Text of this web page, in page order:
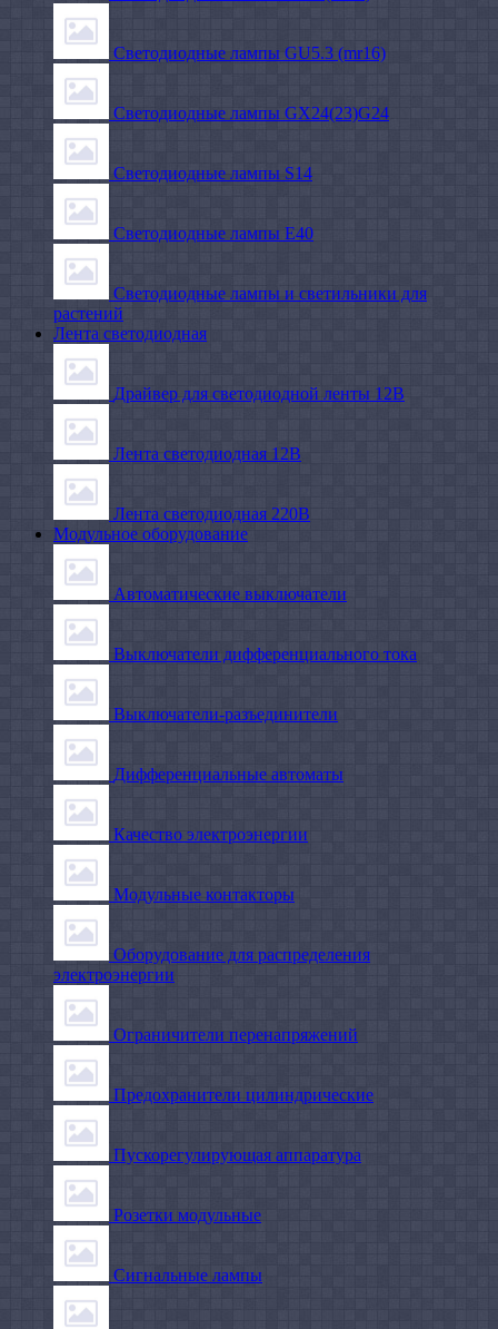
Светодиодные лампы GU5.3 (mr16)
Светодиодные лампы GX24(23)G24
Светодиодные лампы S14
Светодиодные лампы Е40
Светодиодные лампы и светильники для
растений
Лента светодиодная
Драйвер для светодиодной ленты 12В
Лента светодиодная 12В
Лента светодиодная 220В
Модульное оборудование
Автоматические выключатели
Выключатели дифференциального тока
Выключатели-разъединители
Дифференциальные автоматы
Качество электроэнергии
Модульные контакторы
Оборудование для распределения
электроэнергии
Ограничители перенапряжений
Предохранители цилиндрические
Пускорегулирующая аппаратура
Розетки модульные
Сигнальные лампы